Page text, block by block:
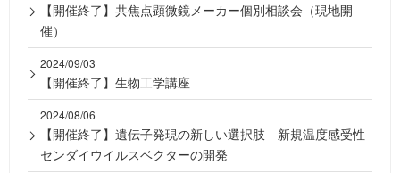
【開催終了】共焦点顕微鏡メーカー個別相談会（現地開
催）
2024/09/03
【開催終了】生物工学講座
2024/08/06
【開催終了】遺伝子発現の新しい選択肢 新規温度感受性
センダイウイルスベクターの開発